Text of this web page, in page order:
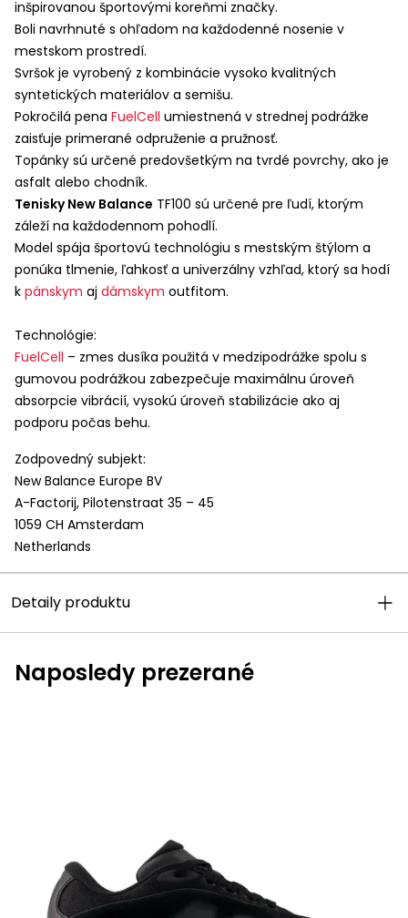
inšpirovanou športovými koreňmi značky.
Boli navrhnuté s ohľadom na každodenné nosenie v
mestskom prostredí.
Svršok je vyrobený z kombinácie vysoko kvalitných
syntetických materiálov a semišu.
Pokročilá pena FuelCell umiestnená v strednej podrážke
zaisťuje primerané odpruženie a pružnosť.
Topánky sú určené predovšetkým na tvrdé povrchy, ako je
asfalt alebo chodník.
Tenisky New Balance TF100 sú určené pre ľudí, ktorým
záleží na každodennom pohodlí.
Model spája športovú technológiu s mestským štýlom a
ponúka tlmenie, ľahkosť a univerzálny vzhľad, ktorý sa hodí
k pánskym aj dámskym outfitom.
Technológie:
FuelCell – zmes dusíka použitá v medzipodrážke spolu s
gumovou podrážkou zabezpečuje maximálnu úroveň
absorpcie vibrácií, vysokú úroveň stabilizácie ako aj
podporu počas behu.
Zodpovedný subjekt:
New Balance Europe BV
A-Factorij, Pilotenstraat 35 – 45
1059 CH Amsterdam
Netherlands
Detaily produktu
Naposledy prezerané